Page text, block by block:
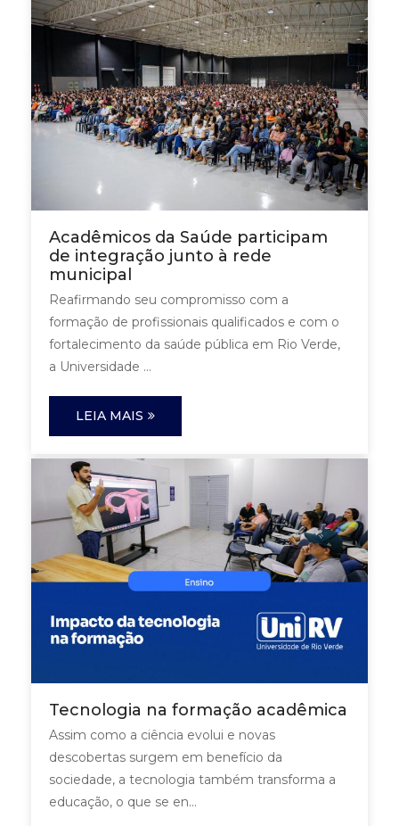
Acadêmicos da Saúde participam
de integração junto à rede
municipal
Reafirmando seu compromisso com a
formação de profissionais qualificados e com o
fortalecimento da saúde pública em Rio Verde,
a Universidade ...
LEIA MAIS
Tecnologia na formação acadêmica
Assim como a ciência evolui e novas
descobertas surgem em benefício da
sociedade, a tecnologia também transforma a
educação, o que se en...